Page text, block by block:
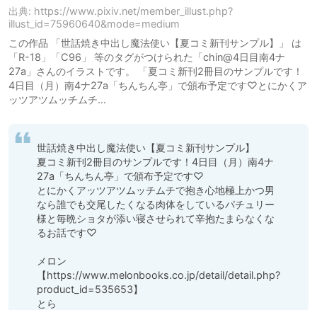
出典: https://www.pixiv.net/member_illust.php?
illust_id=75960640&mode=medium
この作品 「世話焼き中出し魔法使い【夏コミ新刊サンプル】」 は
「R-18」「C96」 等のタグがつけられた「chin@4日目南4ナ
27a」さんのイラストです。 「夏コミ新刊2冊目のサンプルです！
4日目（月）南4ナ27a「ちんちん亭」で頒布予定です♡とにかくア
ッツアツムッチムチ…
世話焼き中出し魔法使い【夏コミ新刊サンプル】
夏コミ新刊2冊目のサンプルです！4日目（月）南4ナ
27a「ちんちん亭」で頒布予定です♡
とにかくアッツアツムッチムチで抱き心地極上かつ男
なら誰でも交尾したくなる肉体をしているパチュリー
様と毎晩ショタが添い寝させられて辛抱たまらなくな
るお話です♡
メロン
【https://www.melonbooks.co.jp/detail/detail.php?
product_id=535653】
とら